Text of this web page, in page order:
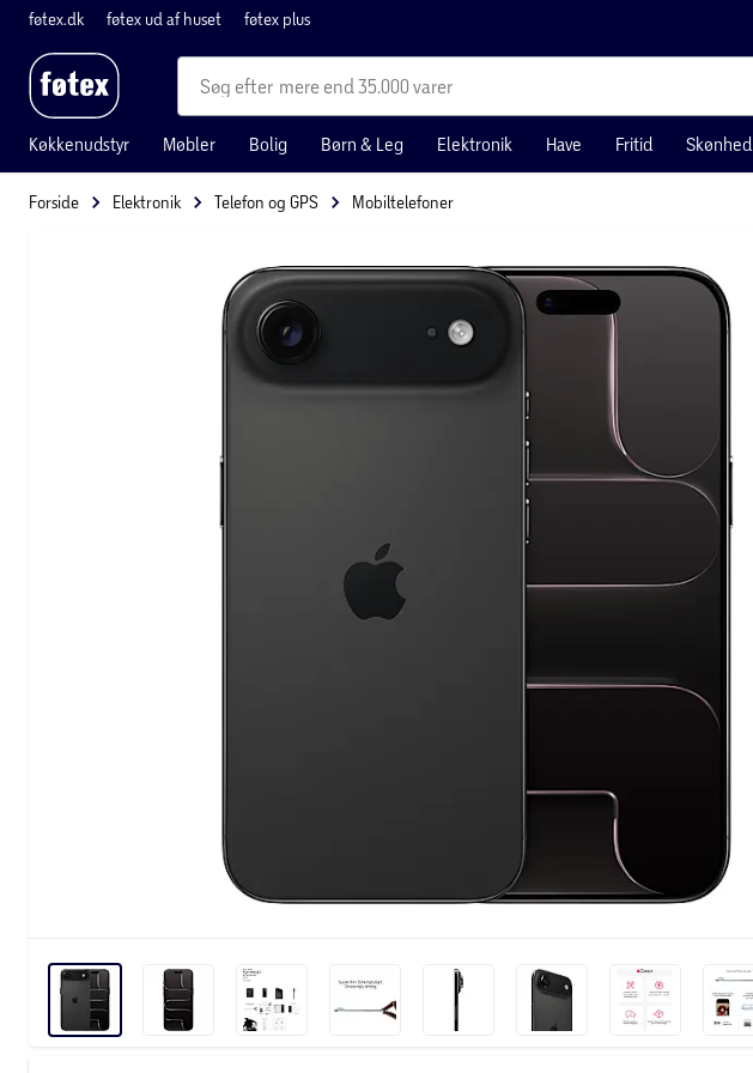
føtex.dk føtex ud af huset føtex plus
mere end 35.000 varer
Køkkenudstyr Møbler Bolig Børn & Leg Elektronik Have Fritid Skønhed
Forside Elektronik Telefon og GPS Mobiltelefoner